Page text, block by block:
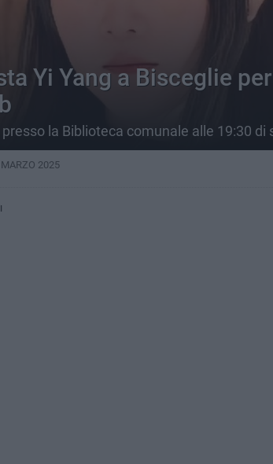
Yi Yang a Bisceglie
la Biblioteca comunale alle 19:30 di
2025